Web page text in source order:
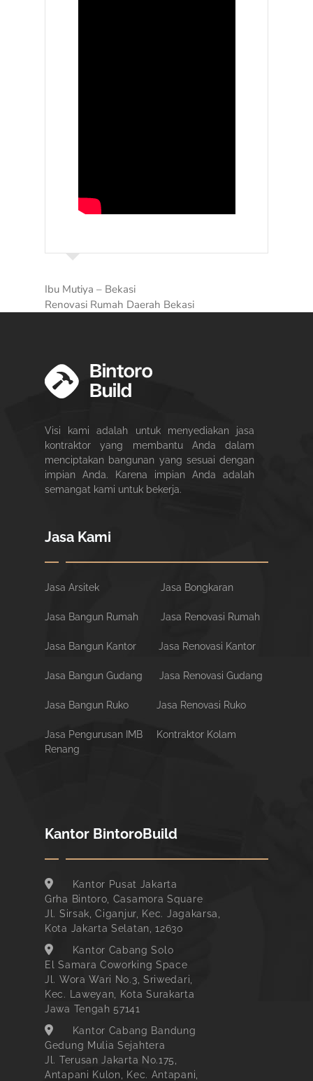
Ibu Mutiya – Bekasi
Renovasi Rumah Daerah Bekasi
Visi kami adalah untuk menyediakan jasa
kontraktor yang membantu Anda dalam
menciptakan bangunan yang sesuai dengan
impian Anda. Karena impian Anda adalah
semangat kami untuk bekerja.
Jasa Kami
Jasa Arsitek Jasa Bongkaran
Jasa Bangun Rumah Jasa Renovasi Rumah
Jasa Bangun Kantor Jasa Renovasi Kantor
Jasa Bangun Gudang Jasa Renovasi Gudang
Jasa Bangun Ruko Jasa Renovasi Ruko
Jasa Pengurusan IMB
Kontraktor Kolam
Renang
Kantor BintoroBuild
Kantor Pusat Jakarta
Grha Bintoro, Casamora Square
Jl. Sirsak, Ciganjur, Kec. Jagakarsa,
Kota Jakarta Selatan, 12630
Kantor Cabang Solo
El Samara Coworking Space
Jl. Wora Wari No.3, Sriwedari,
Kec. Laweyan, Kota Surakarta
Jawa Tengah 57141
Kantor Cabang Bandung
Gedung Mulia Sejahtera
Jl. Terusan Jakarta No.175,
Antapani Kulon, Kec. Antapani,